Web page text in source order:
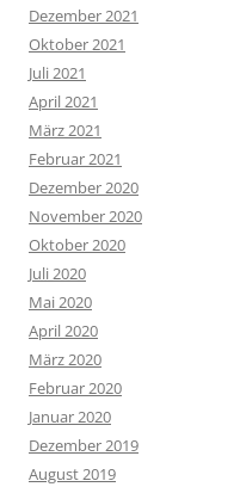
Dezember 2021
Oktober 2021
Juli 2021
April 2021
März 2021
Februar 2021
Dezember 2020
November 2020
Oktober 2020
Juli 2020
Mai 2020
April 2020
März 2020
Februar 2020
Januar 2020
Dezember 2019
August 2019